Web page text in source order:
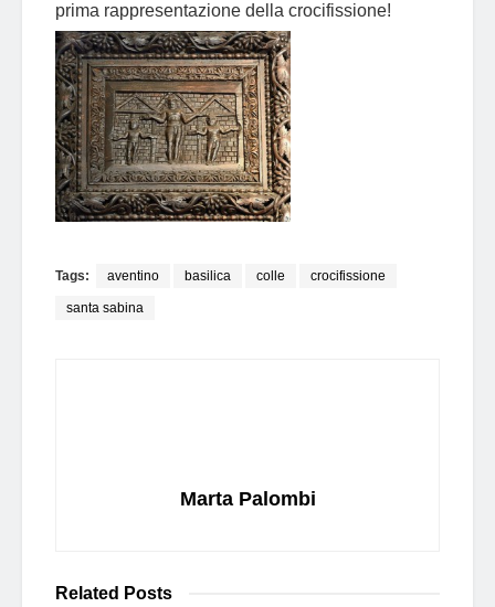
prima rappresentazione della crocifissione!
Tags: aventino basilica colle crocifissione
santa sabina
Marta Palombi
Related Posts